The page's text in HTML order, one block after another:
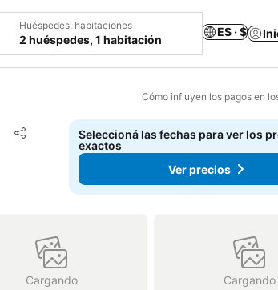
Huéspedes, habitaciones
2 huéspedes, 1 habitación
ES · $
Cómo influyen los pagos en
Compartir
Añadir a favoritos
Seleccioná las fechas para ver los
exactos
Ver precios
Cargando Cargando